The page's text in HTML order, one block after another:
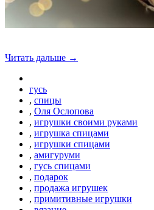
Читать дальше →
гусь
, спицы
, Оля Ослопова
, игрушки своими руками
, игрушка спицами
, игрушки спицами
, амигуруми
, гусь спицами
, подарок
, продажа игрушек
, примитивные игрушки